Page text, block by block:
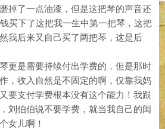
掉了一点油漆，但是这把琴的声音还
买下了这把我一生中第一把琴，这把
我后来又自己买了两把琴，这是后
更是需要持续付出学费的，但是那时
，收入自然是不固定的啊，仅靠我妈
要支付学费根本没有这个能力！我跟
刘伯伯说不要学费，就当我自己的闺
女儿啊！